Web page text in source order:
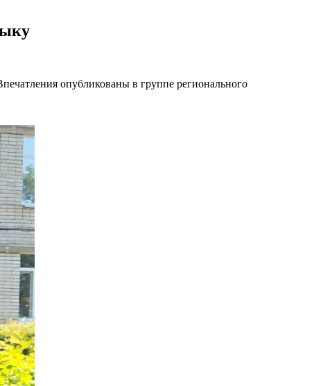
опубликованы в группе регионального